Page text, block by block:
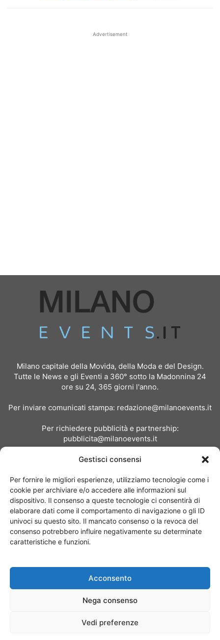
Gestisci consensi
Per fornire le migliori esperienze, utilizziamo tecnologie come i
cookie per archiviare e/o accedere alle informazioni sul
dispositivo. Il consenso a queste tecnologie ci consentirà di
elaborare dati come il comportamento di navigazione o gli ID
univoci su questo sito. Il mancato consenso o la revoca del
consenso potrebbero influire negativamente su determinate
caratteristiche e funzioni.
Acconsento
Nega consenso
Vedi preferenze
Advertisement
Milano capitale della Movida, della Moda e del Design.
Tutte le News e gli Eventi a 360° sotto la Madonnina 24
ore su 24, 365 giorni l'anno.
Per inviare comunicati stampa: redazione@milanoevents.it
Per richiedere pubblicità e partnership:
pubblicita@milanoevents.it
Chi siamo I Nostri Clienti
© Copyright 2017 - MilanoEvents.it© managed by